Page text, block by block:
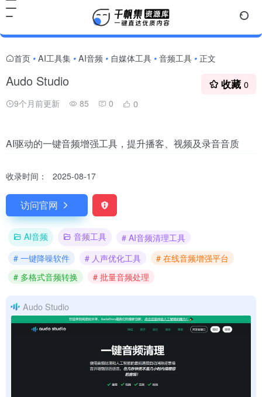
首页 • AI工具集 • AI音频 • 自媒体工具 • 音频工具 • 正文
Audo Studio
9个月前更新 85 0 0
收藏 0
AI驱动的一键音频增强工具，提升播客、视频及录音音质
收录时间： 2025-08-17
访问官网
AI音频 音频工具
# AI音频清理工具
# 一键降噪软件
# 人声优化工具
# 在线音频增强平台
# 多格式音频转换
# 批量音频处理
Audo Studio